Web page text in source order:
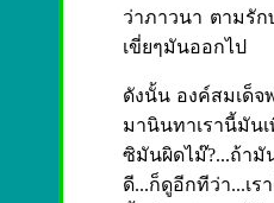
ว่าภาวนา ตามรัก
เขี่ยๆมันออกไป
ดังนั้น องค์สมเด็จ
มานินทาเรานี้มันเ
ซิมันผิดไม๊?...ถ้ามั
ดี...ก็ดูอีกทีว่า...เร